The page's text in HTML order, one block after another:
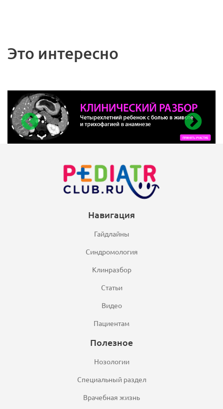
Это интересно
Навигация
Гайдлайны
Синдромология
Клинразбор
Статьи
Видео
Пациентам
Полезное
Нозологии
Специальный раздел
Врачебная жизнь